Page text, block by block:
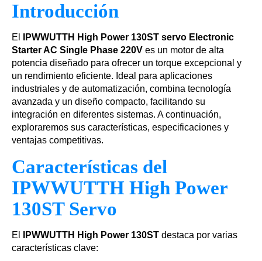
Introducción
El
IPWWUTTH High Power 130ST servo Electronic
Starter AC Single Phase 220V es un motor de alta
potencia diseñado para ofrecer un torque excepcional y
un rendimiento eficiente. Ideal para aplicaciones
industriales y de automatización, combina tecnología
avanzada y un diseño compacto, facilitando su
integración en diferentes sistemas. A continuación,
exploraremos sus características, especificaciones y
ventajas competitivas.
Características del
IPWWUTTH High Power
130ST Servo
El IPWWUTTH High Power 130ST destaca por varias
características clave: